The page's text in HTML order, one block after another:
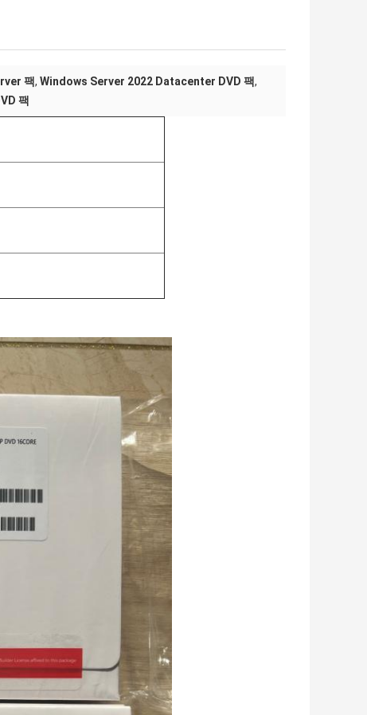
팩, Windows Server 2022 Datacenter DVD 팩,
팩